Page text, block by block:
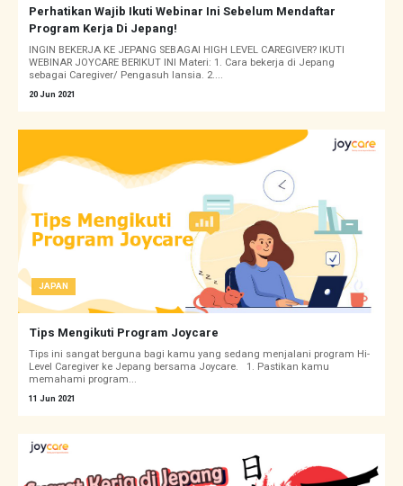
Perhatikan Wajib Ikuti Webinar Ini Sebelum Mendaftar
Program Kerja Di Jepang!
INGIN BEKERJA KE JEPANG SEBAGAI HIGH LEVEL CAREGIVER? IKUTI
WEBINAR JOYCARE BERIKUT INI Materi: 1. Cara bekerja di Jepang
sebagai Caregiver/ Pengasuh lansia. 2....
20 Jun 2021
JAPAN
Tips Mengikuti Program Joycare
Tips ini sangat berguna bagi kamu yang sedang menjalani program Hi-
Level Caregiver ke Jepang bersama Joycare. 1. Pastikan kamu
memahami program...
11 Jun 2021